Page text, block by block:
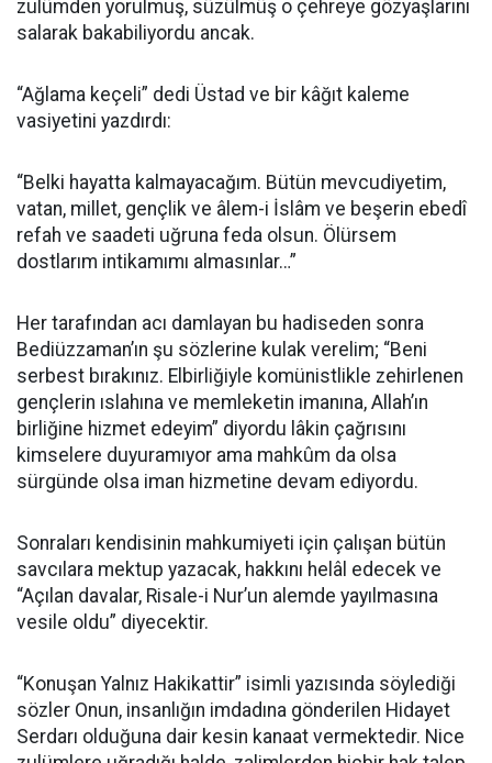
zulümden yorulmuş, süzülmüş o çehreye gözyaşlarını
salarak bakabiliyordu ancak.
“Ağlama keçeli” dedi Üstad ve bir kâğıt kaleme
vasiyetini yazdırdı:
“Belki hayatta kalmayacağım. Bütün mevcudiyetim,
vatan, millet, gençlik ve âlem-i İslâm ve beşerin ebedî
refah ve saadeti uğruna feda olsun. Ölürsem
dostlarım intikamımı almasınlar…”
Her tarafından acı damlayan bu hadiseden sonra
Bediüzzaman’ın şu sözlerine kulak verelim; “Beni
serbest bırakınız. Elbirliğiyle komünistlikle zehirlenen
gençlerin ıslahına ve memleketin imanına, Allah’ın
birliğine hizmet edeyim” diyordu lâkin çağrısını
kimselere duyuramıyor ama mahkûm da olsa
sürgünde olsa iman hizmetine devam ediyordu.
Sonraları kendisinin mahkumiyeti için çalışan bütün
savcılara mektup yazacak, hakkını helâl edecek ve
“Açılan davalar, Risale-i Nur’un alemde yayılmasına
vesile oldu” diyecektir.
“Konuşan Yalnız Hakikattir” isimli yazısında söylediği
sözler Onun, insanlığın imdadına gönderilen Hidayet
Serdarı olduğuna dair kesin kanaat vermektedir. Nice